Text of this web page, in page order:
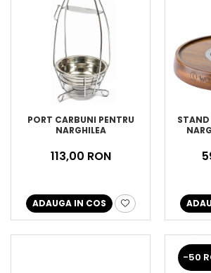
PORT CARBUNI PENTRU
NARGHILEA
113,00 RON
ADAUGA IN COS
STAND
-50